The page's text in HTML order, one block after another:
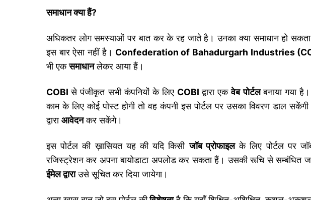
समाधान क्या हैं?
अधिकतर लोग समस्याओं पर बात कर के रह जाते है। उनका क्या समाधान हो
इस बार ऐसा नहीं है। Confederation of Bahadurgarh Industries
भी एकसमाधानलेकर आया हैं।
COBIसे पंजीकृत सभी कंपनियों के लिए COBIद्वारा एकवेब पोर्टलबनाया गया
काम के लिए कोई पोस्ट होगी तो वह कंपनी इस पोर्टल पर उसका विवरण डाल
द्वाराआवेदनकर सकेंगे।
इस पोर्टल की ख़ासियत यह की यदि किसीजॉब प्रोफाइलके लिए पोर्टल पर
रजिस्ट्रेशन कर अपना बायोडाटा अपलोड कर सकता हैं। उसकी रूचि से सम्बंधित
ईमेल द्वाराउसे सूचित कर दिया जायेगा।